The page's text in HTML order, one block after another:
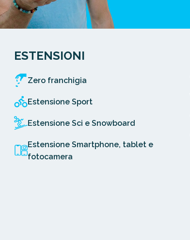
ESTENSIONI
Zero franchigia
Estensione Sport
Estensione Sci e Snowboard
Estensione Smartphone, tablet e
fotocamera